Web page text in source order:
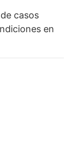
casos
en